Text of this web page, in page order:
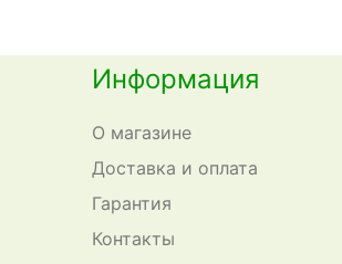
Информация
О магазине
Доставка и оплата
Гарантия
Контакты